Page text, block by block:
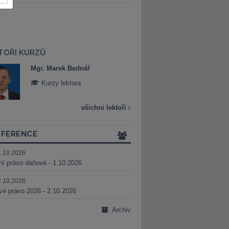
KURZŮ
Mgr. Marek Bednář
Kurzy lektora
všichni lektoři
právo daňové - 1.10.2026
právo 2026 - 2.10.2026
Archiv